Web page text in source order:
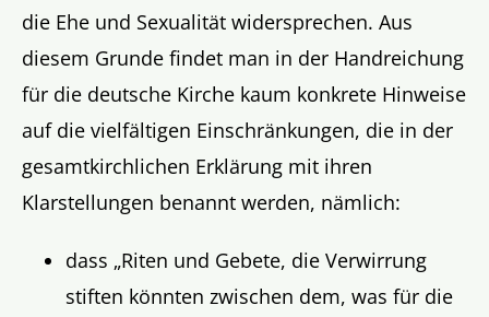
die Ehe und Sexualität widersprechen. Aus
diesem Grunde findet man in der Handreichung
für die deutsche Kirche kaum konkrete Hinweise
auf die vielfältigen Einschränkungen, die in der
gesamtkirchlichen Erklärung mit ihren
Klarstellungen benannt werden, nämlich:
dass „Riten und Gebete, die Verwirrung
stiften könnten zwischen dem, was für die